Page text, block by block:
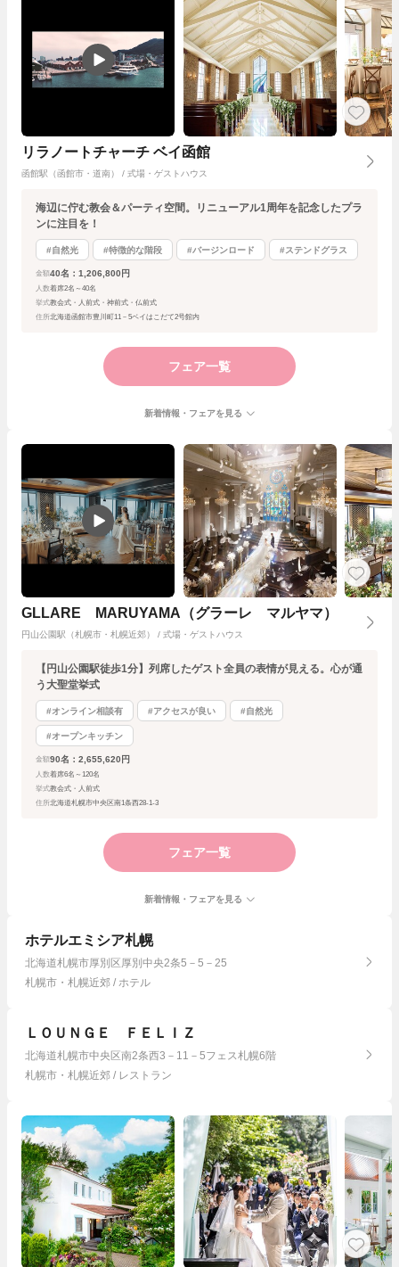
リラノートチャーチ ベイ函館
函館駅（函館市・道南） / 式場・ゲストハウス
海辺に佇む教会＆パーティ空間。リニューアル1周年を記念したプラ
ンに注目を！
#自然光 #特徴的な階段 #バージンロード #ステンドグラス
金額 40名：1,206,800円
人数着席2名～40名
挙式教会式・人前式・神前式・仏前式
住所北海道函館市豊川町11－5ベイはこだて2号館内
フェア一覧
新着情報・フェアを見る
GLLARE MARUYAMA（グラーレ マルヤマ）
円山公園駅（札幌市・札幌近郊） / 式場・ゲストハウス
【円山公園駅徒歩1分】列席したゲスト全員の表情が見える。心が通
う大聖堂挙式
#オンライン相談有 #アクセスが良い #自然光
#オープンキッチン
金額 90名：2,655,620円
人数着席6名～120名
挙式教会式・人前式
住所北海道札幌市中央区南1条西28-1-3
フェア一覧
新着情報・フェアを見る
ホテルエミシア札幌
北海道札幌市厚別区厚別中央2条5－5－25
札幌市・札幌近郊 / ホテル
ＬＯＵＮＧＥ ＦＥＬＩＺ
北海道札幌市中央区南2条西3－11－5フェス札幌6階
札幌市・札幌近郊 / レストラン